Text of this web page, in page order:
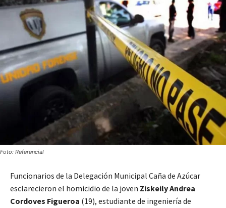
Foto: Referencial
Funcionarios de la Delegación Municipal Caña de Azúcar
esclarecieron el homicidio de la joven Ziskeily Andrea
Cordoves Figueroa (19), estudiante de ingeniería de